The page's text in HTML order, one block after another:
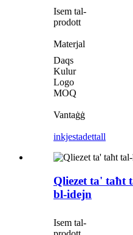
Isem tal-
prodott
Materjal
Daqs
Kulur
Logo
MOQ
Vantaġġ
inkjestadettall
Qliezet ta' taħt
bl-idejn
Isem tal-